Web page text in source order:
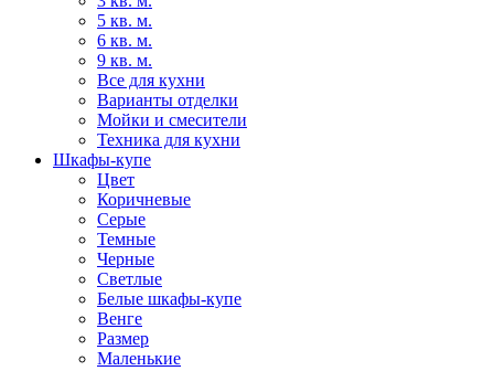
5 кв. м.
6 кв. м.
9 кв. м.
Все для кухни
Варианты отделки
Мойки и смесители
Техника для кухни
Шкафы-купе
Цвет
Коричневые
Серые
Темные
Черные
Светлые
Белые шкафы-купе
Венге
Размер
Маленькие